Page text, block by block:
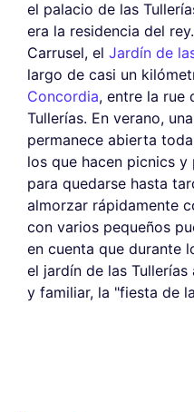
el palacio de las
era la residencia del
Carrusel, el Jardín de
largo de casi un
Concordia, entre la rue
Tullerías. En verano,
permanece abierta
los que hacen picnics y
para quedarse hasta
almorzar rápidamente
con varios pequeños
en cuenta que durante
el jardín de las
y familiar, la "fiesta de